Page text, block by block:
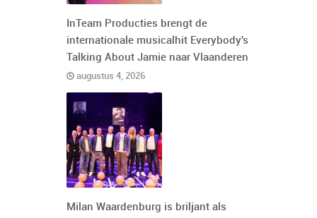
InTeam Producties brengt de
internationale musicalhit Everybody's
Talking About Jamie naar Vlaanderen
augustus 4, 2026
Milan Waardenburg is briljant als